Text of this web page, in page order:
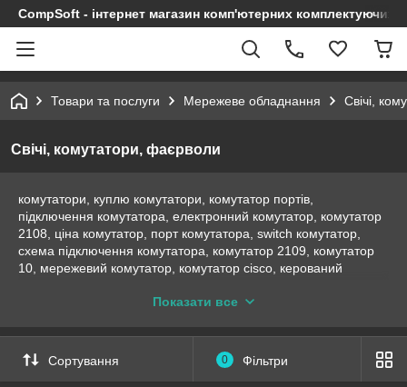
CompSoft - інтернет магазин комп'ютерних комплектуючих
Товари та послуги Мережеве обладнання Свічі,
Свічі, комутатори, фаєрволи
комутатори, куплю комутатори, комутатор портів,
підключення комутатора, електронний комутатор, комутатор
2108, ціна комутатор, порт комутатора, switch комутатор,
схема підключення комутатора, комутатор 2109, комутатор
10, мережевий комутатор, комутатор cisco, керований
мережеве обладнання, switch, свіч
Показати все
Сортування 0 Фільтри